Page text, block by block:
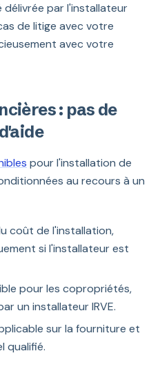
par l'installateur
de litige avec votre
avec votre
: pas de
pour l'installation de
au recours à un
coût de l'installation,
si l'installateur est
pour les copropriétés,
un installateur IRVE.
sur la fourniture et
qualifié.